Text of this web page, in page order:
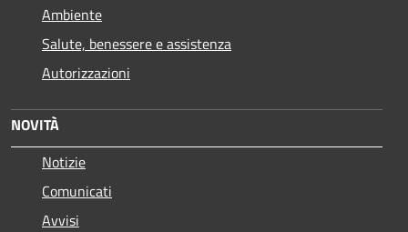
Ambiente
Salute, benessere e assistenza
Autorizzazioni
NOVITÀ
Notizie
Comunicati
Avvisi